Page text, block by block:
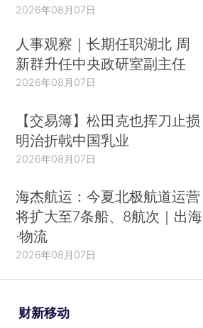
2026年08月07日
人事观察｜长期任职湖北 周
新群升任中央政研室副主任
2026年08月07日
【交易簿】松田克也挥刀止损
明治折戟中国乳业
2026年08月07日
海杰航运：今夏北极航道运营
将扩大至7条船、8航次｜出海
·物流
2026年08月07日
财新移动